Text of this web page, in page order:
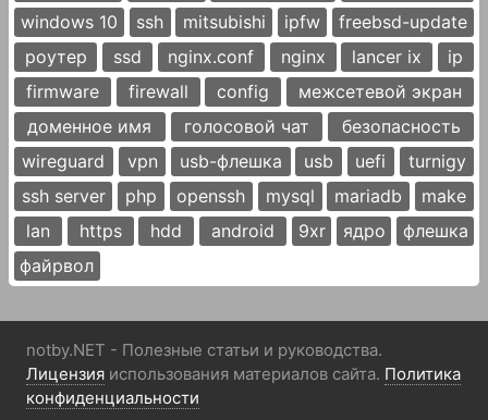
windows 10
ssh mitsubishi ipfw
freebsd-update
роутер
ssd nginx.conf nginx lancer ix
ip
firmware
firewall config
межсетевой экран
доменное имя
голосовой чат
безопасность
wireguard
vpn usb-флешка usb uefi
turnigy
ssh server
php openssh mysql mariadb
make
lan
https hdd android 9xr ядро
флешка
файрвол
notby.NET - Полезные статьи и руководства.
Лицензия использования материалов сайта. Политика
конфиденциальности